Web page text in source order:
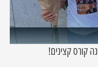
קורס קצינים!